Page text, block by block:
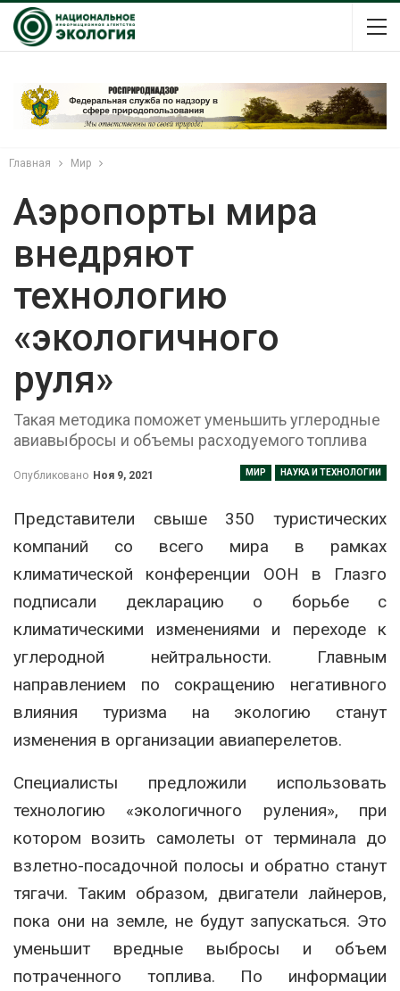
Главная Мир
Аэропорты мира
внедряют
технологию
«экологичного
руля»
Такая методика поможет уменьшить углеродные
авиавыбросы и объемы расходуемого топлива
МИР НАУКА И ТЕХНОЛОГИИ
Опубликовано Ноя 9, 2021
Представители свыше 350 туристических
компаний со всего мира в рамках
климатической конференции ООН в Глазго
подписали декларацию о борьбе с
климатическими изменениями и переходе к
углеродной нейтральности. Главным
направлением по сокращению негативного
влияния туризма на экологию станут
изменения в организации авиаперелетов.
Специалисты предложили использовать
технологию «экологичного руления», при
котором возить самолеты от терминала до
взлетно-посадочной полосы и обратно станут
тягачи. Таким образом, двигатели лайнеров,
пока они на земле, не будут запускаться. Это
уменьшит вредные выбросы и объем
потраченного топлива. По информации